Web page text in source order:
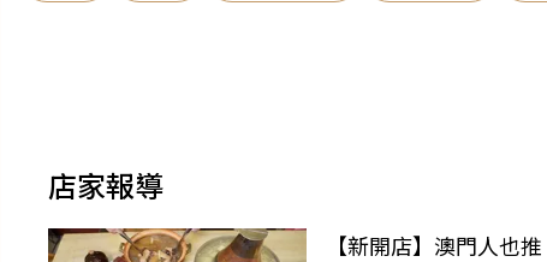
店家報導
【新開店】澳門人也